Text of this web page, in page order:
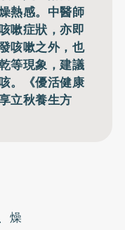
熱感。中醫師
嗽症狀，亦即
咳嗽之外，也
等現象，建議
。《優活健康
立秋養生方
燥